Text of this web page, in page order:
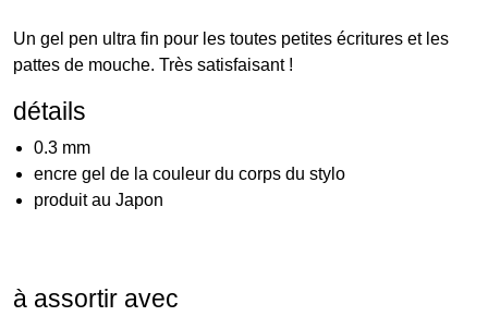
Un gel pen ultra fin pour les toutes petites écritures et les
pattes de mouche. Très satisfaisant !
détails
0.3 mm
encre gel de la couleur du corps du stylo
produit au Japon
à assortir avec